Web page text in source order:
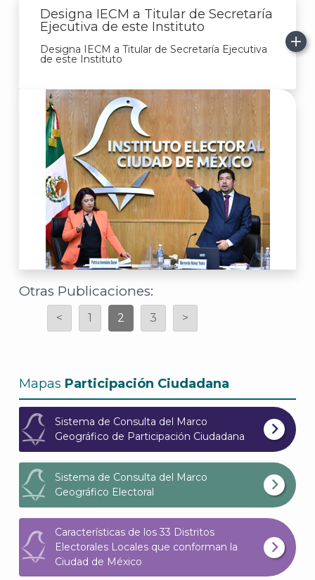
Designa IECM a Titular de Secretaría
Ejecutiva de este Instituto
Designa IECM a Titular de Secretaría Ejecutiva
de este Instituto
Otras Publicaciones:
< 1 2 3 >
Mapas Participación Ciudadana
Sistema de Consulta del Marco
Geográfico de Participación Ciudadana
Sistema de Consulta del Marco
Geográfico Electoral
Características de los 33 Distritos
Electorales Locales que conforman la
Ciudad de México